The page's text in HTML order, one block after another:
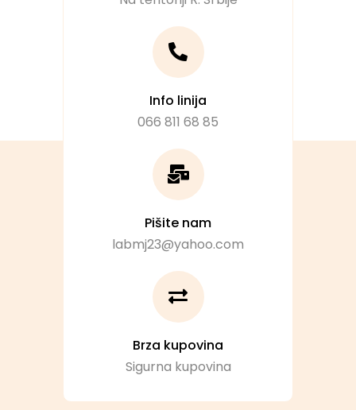
Info linija
066 811 68 85
Pišite nam
labmj23@yahoo.com
Brza kupovina
Sigurna kupovina